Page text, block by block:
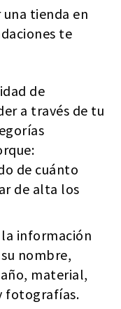
tienda en
te
de
a través de tu
de cuánto
de alta los
información
nombre,
material,
fotografías.